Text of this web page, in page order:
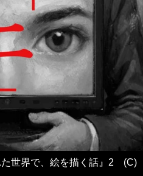
た世界で、絵を描く話』2 (C)